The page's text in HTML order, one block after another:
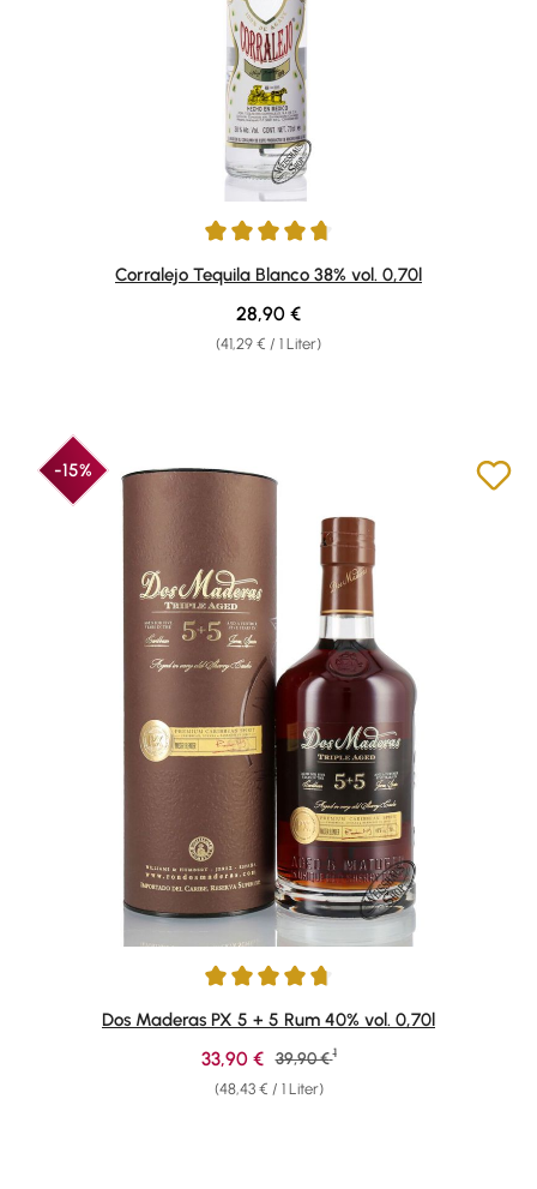
Durchschnittliche Bewertung von 4.82 von 5 Sternen
Corralejo Tequila Blanco 38% vol. 0,70l
(41,29 € / 1 Liter)
Regulärer Preis:
28,90 €
-15%
Durchschnittliche Bewertung von 4.81 von 5 Sternen
Dos Maderas PX 5 + 5 Rum 40% vol. 0,70l
(48,43 € / 1 Liter)
Verkaufspreis:
33,90 € Regulärer Preis:
39,90 € 1